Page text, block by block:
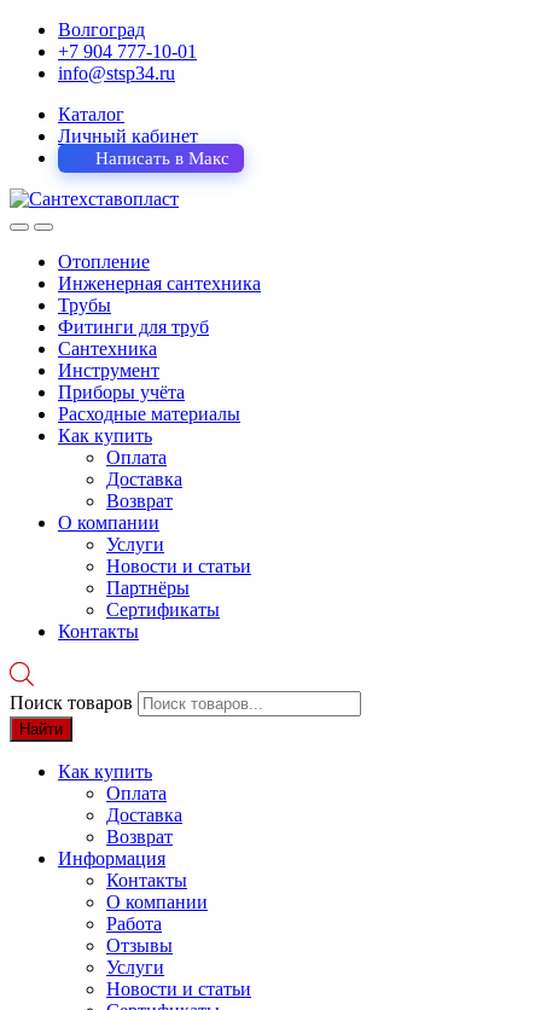
Волгоград
+7 904 777-10-01
info@stsp34.ru
Каталог
Личный кабинет
Написать в Макс
Отопление
Инженерная сантехника
Трубы
Фитинги для труб
Сантехника
Инструмент
Приборы учёта
Расходные материалы
Как купить
Оплата
Доставка
Возврат
О компании
Услуги
Новости и статьи
Партнёры
Сертификаты
Контакты
Поиск товаров
Найти
Как купить
Оплата
Доставка
Возврат
Информация
Контакты
О компании
Работа
Отзывы
Услуги
Новости и статьи